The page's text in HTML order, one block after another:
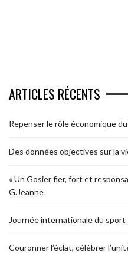
ARTICLES RÉCENTS
Repenser le rôle économique
Des données objectives sur la
« Un Gosier fier, fort et
G.Jeanne
Journée internationale du sport
Couronner l’éclat, célébrer